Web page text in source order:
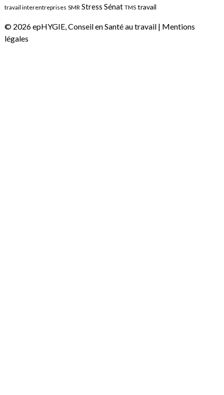
travail interentreprises SMR Stress Sénat TMS travail
© 2026 epHYGIE, Conseil en Santé au travail | Mentions
légales